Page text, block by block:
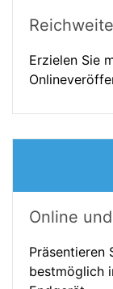
Erzielen Sie
Online
Präsentieren
bestmöglich